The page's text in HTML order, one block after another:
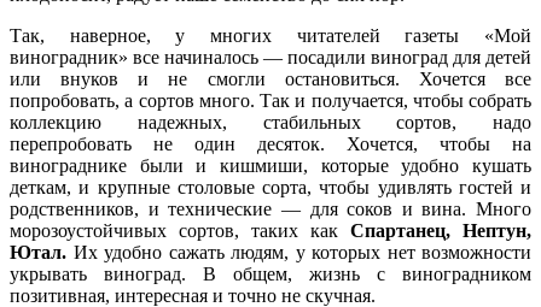
Так, наверное, у многих читателей газеты «Мой
виноградник» все начиналось — посадили виноград для детей
или внуков и не смогли остановиться. Хочется все
попробовать, а сортов много. Так и получается, чтобы собрать
коллекцию надежных, стабильных сортов, надо
перепробовать не один десяток. Хочется, чтобы на
винограднике были и кишмиши, которые удобно кушать
деткам, и крупные столовые сорта, чтобы удивлять гостей и
родственников, и технические — для соков и вина. Много
морозоустойчивых сортов, таких как Спартанец, Нептун,
Ютал. Их удобно сажать людям, у которых нет возможности
укрывать виноград. В общем, жизнь с виноградником
позитивная, интересная и точно не скучная.